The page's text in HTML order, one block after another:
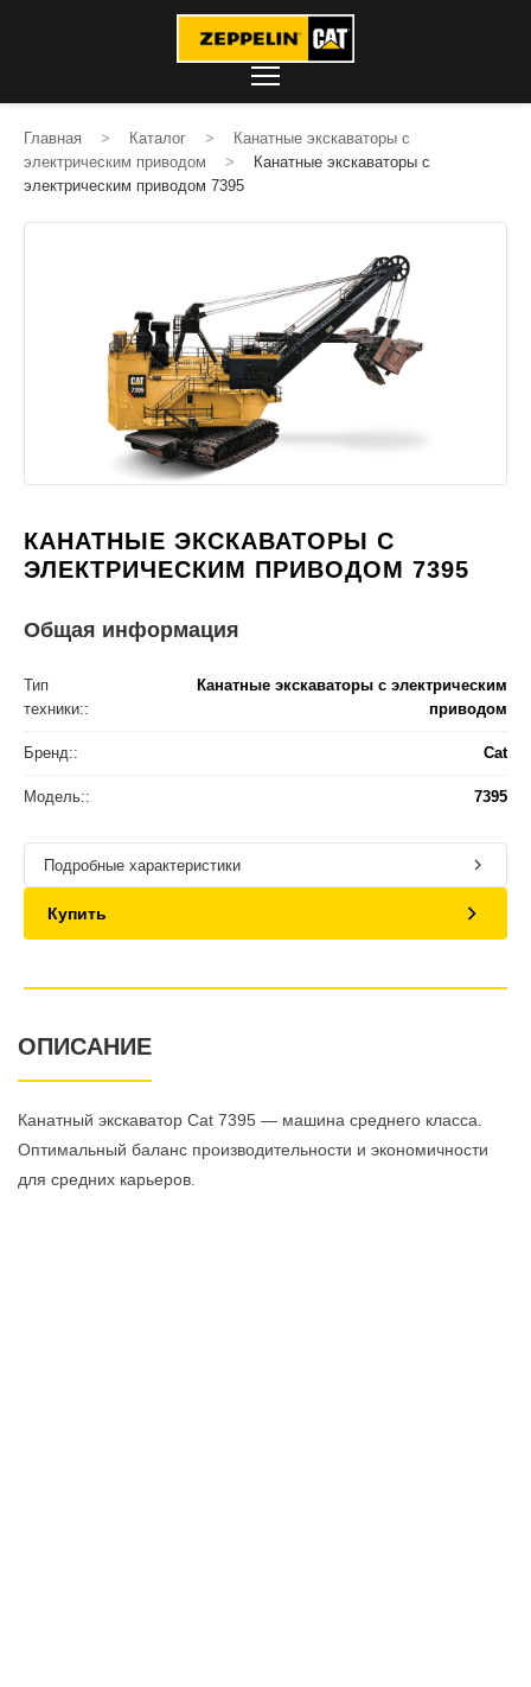
Главная > Каталог >
Канатные экскаваторы с
электрическим приводом
>
Канатные экскаваторы с
электрическим приводом 7395
КАНАТНЫЕ ЭКСКАВАТОРЫ С
ЭЛЕКТРИЧЕСКИМ ПРИВОДОМ 7395
Общая информация
Тип
техники::
Канатные экскаваторы с электрическим
приводом
Бренд:: Cat
Модель:: 7395
Подробные характеристики
Купить
ОПИСАНИЕ
Канатный экскаватор Cat 7395 — машина среднего класса.
Оптимальный баланс производительности и экономичности
для средних карьеров.